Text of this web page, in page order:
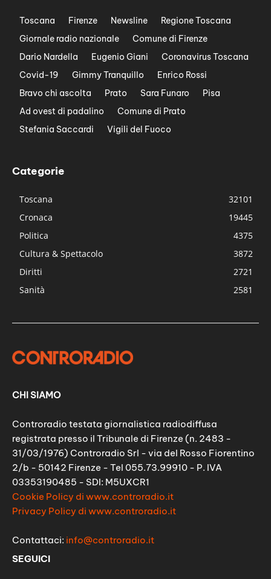
Toscana Firenze Newsline
Regione Toscana
Giornale radio nazionale
Comune di Firenze
Dario Nardella
Eugenio Giani
Coronavirus Toscana
Covid-19
Gimmy Tranquillo
Enrico Rossi
Bravo chi ascolta
Prato Sara Funaro
Pisa
Ad ovest di padalino
Comune di Prato
Stefania Saccardi
Vigili del Fuoco
Categorie
Toscana
32101
Cronaca
19445
Politica
4375
Cultura & Spettacolo
3872
Diritti
2721
Sanità
2581
CHI SIAMO
Controradio testata giornalistica radiodiffusa
registrata presso il Tribunale di Firenze (n. 2483 -
31/03/1976) Controradio Srl - via del Rosso Fiorentino
2/b - 50142 Firenze - Tel 055.73.99910 - P. IVA
03353190485 - SDI: M5UXCR1
Cookie Policy di www.controradio.it
Privacy Policy di www.controradio.it
Contattaci: info@controradio.it
SEGUICI